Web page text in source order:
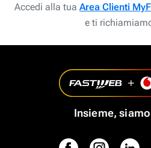
Accedi alla tua Area Clienti
e ti
Insieme,